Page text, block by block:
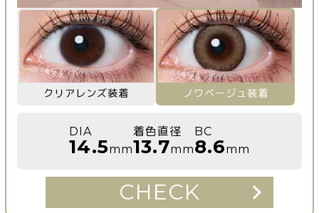
クリアレンズ装着 ノワベージュ装着
DIA
14.5mm
着色直径
13.7mm
BC
8.6mm
CHECK